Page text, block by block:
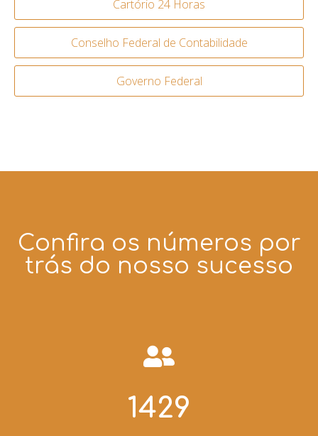
Cartório 24 Horas
Conselho Federal de Contabilidade
Governo Federal
Confira os números por
trás do nosso sucesso
1595